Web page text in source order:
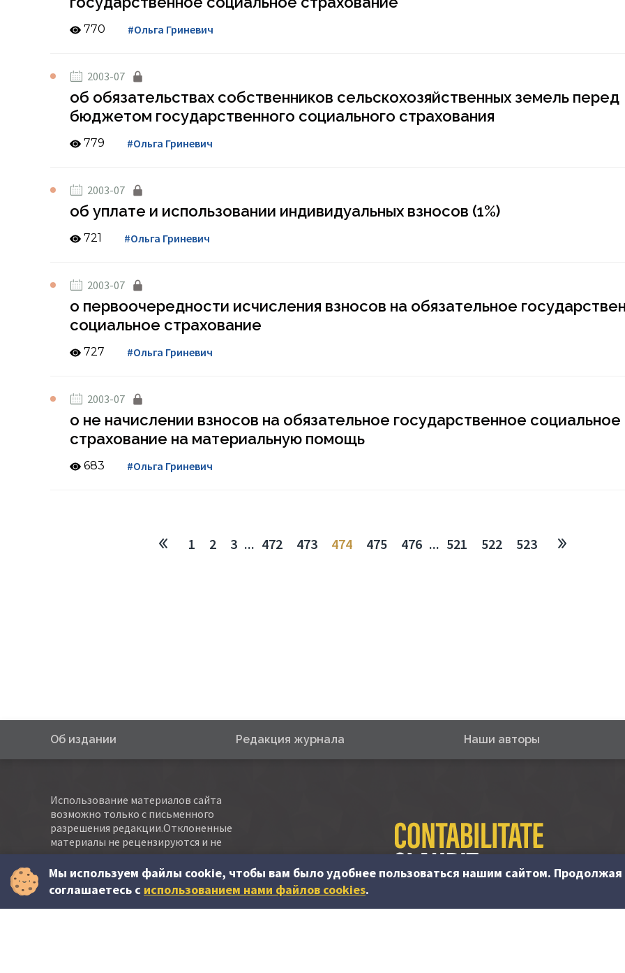
770 #Ольга Гриневич
2003-07
об обязательствах собственников сельскохозяйственных земель перед
бюджетом государственного социального страхования
779 #Ольга Гриневич
2003-07
об уплате и использовании индивидуальных взносов (1%)
721 #Ольга Гриневич
2003-07
о первоочередности исчисления взносов на обязательное
социальное страхование
727 #Ольга Гриневич
2003-07
о не начислении взносов на обязательное государственное социальное
страхование на материальную помощь
683 #Ольга Гриневич
1 2 3 ... 472 473 474 475 476 ... 521 522 523
Об издании Редакция журнала Наши авторы
Использование материалов сайта
возможно только с письменного
разрешения редакции.Отклоненные
материалы не рецензируются и не
возвращаются авторам.
Все пожелания и замечания по работе сайта
присылайте наabonare@contabilitate.md
Мы используем файлы cookie, чтобы вам было удобнее пользоваться нашим сайтом. Продолжая
соглашаетесь c использованием нами файлов cookies.